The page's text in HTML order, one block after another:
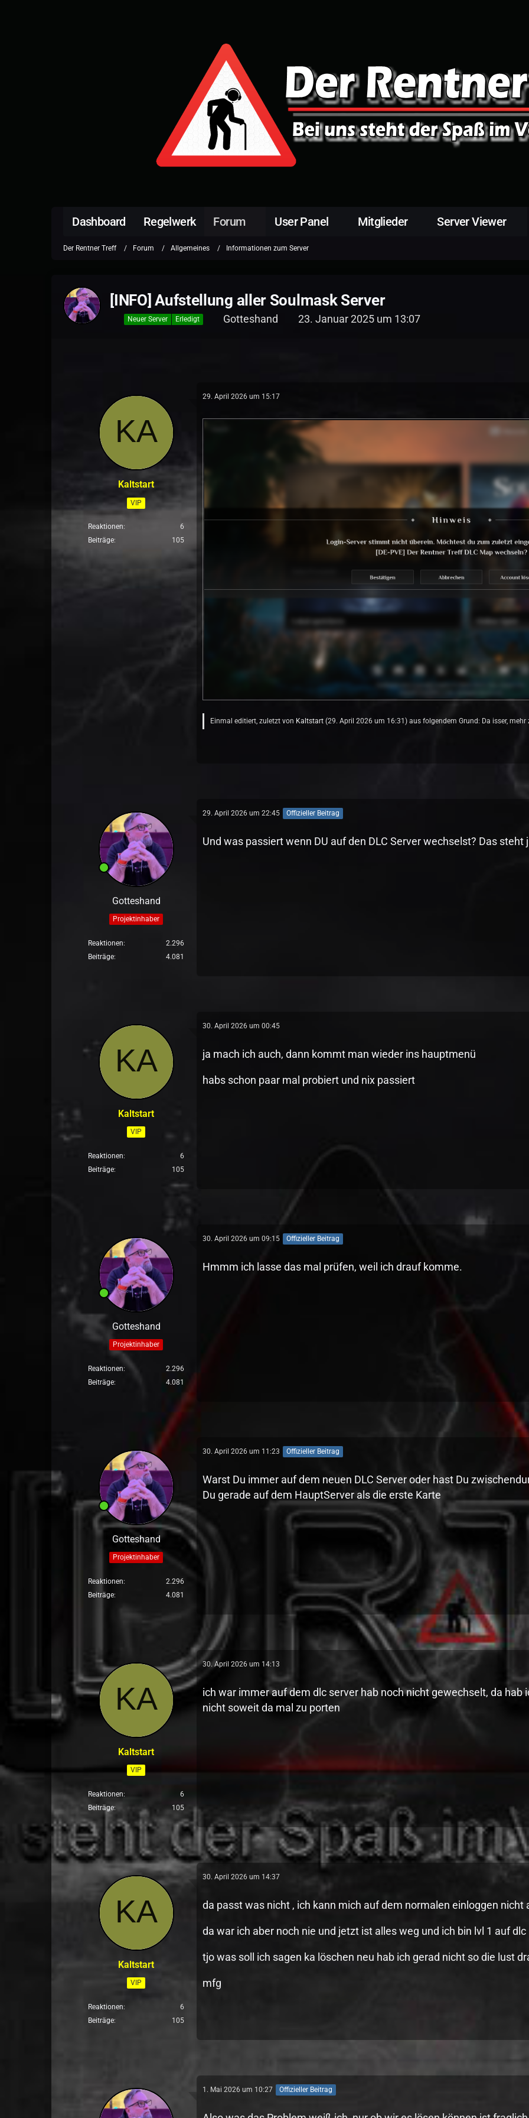
Dashboard Regelwerk Forum User Panel Mitglieder Server Viewer
Der Rentner Treff Forum Allgemeines Informationen zum Server
[INFO] Aufstellung aller Soulmask Server
Neuer Server Erledigt Gotteshand 23. Januar 2025 um 13:07
Kaltstart
VIP
Reaktionen
6
Beiträge
105
29. April 2026 um 15:17
Einmal editiert, zuletzt von Kaltstart (29. April 2026 um 16:31) aus folgendem Grund: Da isser,
Gotteshand
Projektinhaber
Reaktionen
2.296
Beiträge
4.081
29. April 2026 um 22:45 Offizieller Beitrag
Und was passiert wenn DU auf den DLC Server wechselst? Das steht
Kaltstart
VIP
Reaktionen
6
Beiträge
105
30. April 2026 um 00:45
ja mach ich auch, dann kommt man wieder ins hauptmenü
habs schon paar mal probiert und nix passiert
Gotteshand
Projektinhaber
Reaktionen
2.296
Beiträge
4.081
30. April 2026 um 09:15 Offizieller Beitrag
Hmmm ich lasse das mal prüfen, weil ich drauf komme.
Gotteshand
Projektinhaber
Reaktionen
2.296
Beiträge
4.081
30. April 2026 um 11:23 Offizieller Beitrag
Warst Du immer auf dem neuen DLC Server oder hast Du
Du gerade auf dem HauptServer als die erste Karte
Kaltstart
VIP
Reaktionen
6
Beiträge
105
30. April 2026 um 14:13
ich war immer auf dem dlc server hab noch nicht gewechselt, da hab
nicht soweit da mal zu porten
Kaltstart
VIP
Reaktionen
6
Beiträge
105
30. April 2026 um 14:37
da passt was nicht , ich kann mich auf dem normalen einloggen nicht
da war ich aber noch nie und jetzt ist alles weg und ich bin lvl 1 auf
tjo was soll ich sagen ka löschen neu hab ich gerad nicht so die lust
mfg
1. Mai 2026 um 10:27 Offizieller Beitrag